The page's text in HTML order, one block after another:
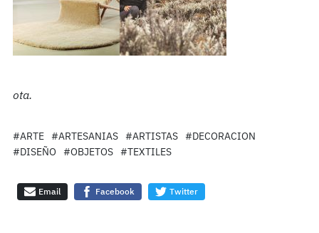
ota.
#ARTE #ARTESANIAS #ARTISTAS
#DECORACION
#DISEÑO
#OBJETOS #TEXTILES
Email Facebook Twitter